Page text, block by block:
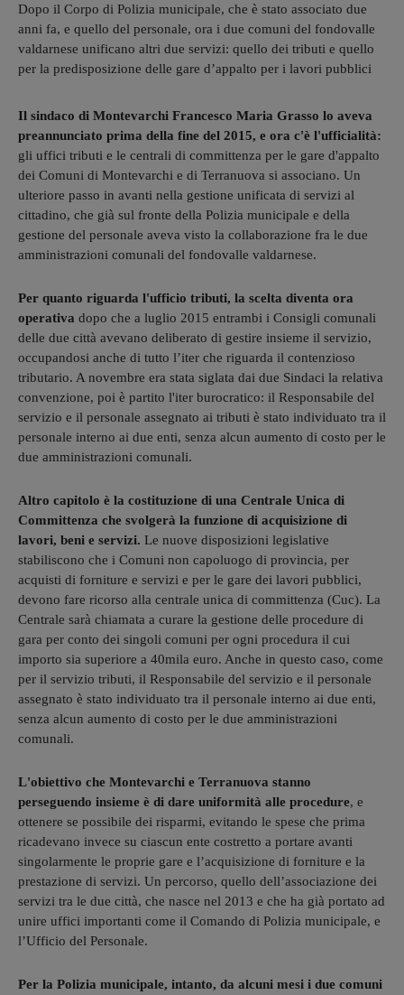
Dopo il Corpo di Polizia municipale, che è stato associato due
anni fa, e quello del personale, ora i due comuni del fondovalle
valdarnese unificano altri due servizi: quello dei tributi e quello
per la predisposizione delle gare d’appalto per i lavori pubblici
Il sindaco di Montevarchi Francesco Maria Grasso lo aveva
preannunciato prima della fine del 2015, e ora c'è l'ufficialità:
gli uffici tributi e le centrali di committenza per le gare d'appalto
dei Comuni di Montevarchi e di Terranuova si associano. Un
ulteriore passo in avanti nella gestione unificata di servizi al
cittadino, che già sul fronte della Polizia municipale e della
gestione del personale aveva visto la collaborazione fra le due
amministrazioni comunali del fondovalle valdarnese.
Per quanto riguarda l'ufficio tributi, la scelta diventa ora
operativa dopo che a luglio 2015 entrambi i Consigli comunali
delle due città avevano deliberato di gestire insieme il servizio,
occupandosi anche di tutto l’iter che riguarda il contenzioso
tributario. A novembre era stata siglata dai due Sindaci la relativa
convenzione, poi è partito l'iter burocratico: il Responsabile del
servizio e il personale assegnato ai tributi è stato individuato tra il
personale interno ai due enti, senza alcun aumento di costo per le
due amministrazioni comunali.
Altro capitolo è la costituzione di una Centrale Unica di
Committenza che svolgerà la funzione di acquisizione di
lavori, beni e servizi. Le nuove disposizioni legislative
stabiliscono che i Comuni non capoluogo di provincia, per
acquisti di forniture e servizi e per le gare dei lavori pubblici,
devono fare ricorso alla centrale unica di committenza (Cuc). La
Centrale sarà chiamata a curare la gestione delle procedure di
gara per conto dei singoli comuni per ogni procedura il cui
importo sia superiore a 40mila euro. Anche in questo caso, come
per il servizio tributi, il Responsabile del servizio e il personale
assegnato è stato individuato tra il personale interno ai due enti,
senza alcun aumento di costo per le due amministrazioni
comunali.
L'obiettivo che Montevarchi e Terranuova stanno
perseguendo insieme è di dare uniformità alle procedure, e
ottenere se possibile dei risparmi, evitando le spese che prima
ricadevano invece su ciascun ente costretto a portare avanti
singolarmente le proprie gare e l’acquisizione di forniture e la
prestazione di servizi. Un percorso, quello dell’associazione dei
servizi tra le due città, che nasce nel 2013 e che ha già portato ad
unire uffici importanti come il Comando di Polizia municipale, e
l’Ufficio del Personale.
Per la Polizia municipale, intanto, da alcuni mesi i due comuni